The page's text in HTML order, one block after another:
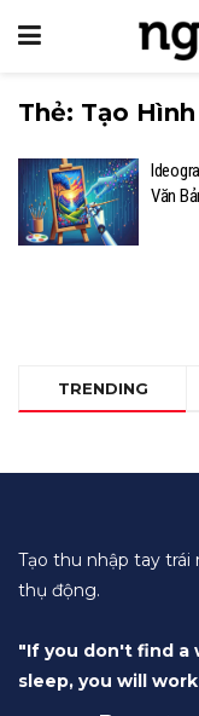
Thẻ: Tạo
Văn
TRENDING
Tạo thu nhập tay trái
thụ động.
"If you don't find a
sleep, you will